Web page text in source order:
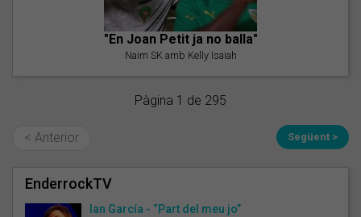
"En Joan Petit ja no balla"
Naim SK amb Kelly Isaiah
Pàgina 1 de 295
< Anterior Següent >
EnderrockTV
Ian García - “Part del meu jo”